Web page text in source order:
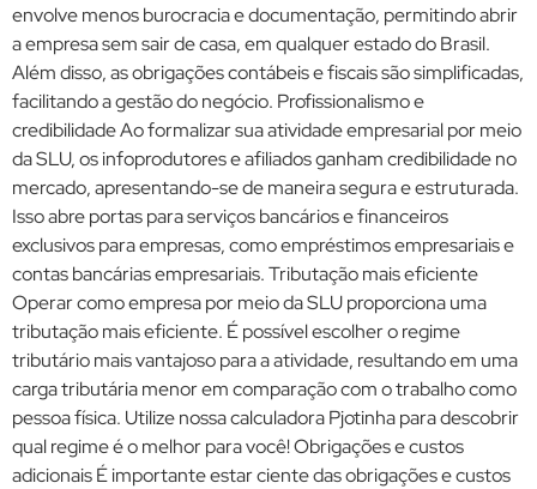
envolve menos burocracia e documentação, permitindo abrir
a empresa sem sair de casa, em qualquer estado do Brasil.
Além disso, as obrigações contábeis e fiscais são simplificadas,
facilitando a gestão do negócio. Profissionalismo e
credibilidade Ao formalizar sua atividade empresarial por meio
da SLU, os infoprodutores e afiliados ganham credibilidade no
mercado, apresentando-se de maneira segura e estruturada.
Isso abre portas para serviços bancários e financeiros
exclusivos para empresas, como empréstimos empresariais e
contas bancárias empresariais. Tributação mais eficiente
Operar como empresa por meio da SLU proporciona uma
tributação mais eficiente. É possível escolher o regime
tributário mais vantajoso para a atividade, resultando em uma
carga tributária menor em comparação com o trabalho como
pessoa física. Utilize nossa calculadora Pjotinha para descobrir
qual regime é o melhor para você! Obrigações e custos
adicionais É importante estar ciente das obrigações e custos